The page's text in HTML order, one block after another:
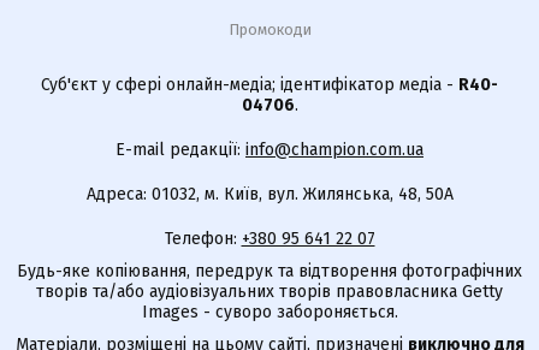
Промокоди
Суб'єкт у сфері онлайн-медіа; ідентифікатор медіа - R40-
04706.
E-mail редакції: info@champion.com.ua
Адреса: 01032, м. Київ, вул. Жилянська, 48, 50А
Телефон: +380 95 641 22 07
Будь-яке копіювання, передрук та відтворення фотографічних
творів та/або аудіовізуальних творів правовласника Getty
Images - суворо забороняється.
Матеріали, розміщені на цьому сайті, призначені виключно для